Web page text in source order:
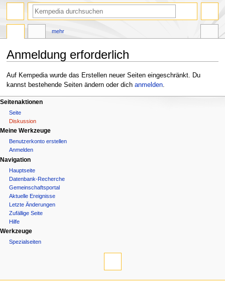
Anmeldung erforderlich
Zur
Navigation
Zur
Suche
Auf Kempedia wurde das Erstellen neuer Seiten eingeschränkt. Du
kannst bestehende Seiten ändern oder dich anmelden.
N
v
g
Seitenaktionen
Seite
Diskussion
mehr
Meine Werkzeuge
Benutzerkonto erstellen
Anmelden
Navigation
Hauptseite
Datenbank-Recherche
Gemeinschafts­portal
Aktuelle Ereignisse
Letzte Änderungen
Zufällige Seite
Hilfe
Suche
Werkzeuge
Spezialseiten